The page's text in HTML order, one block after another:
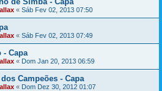
« Sáb Fev 02, 2013 07:50
« Sáb Fev 02, 2013 07:49
- Capa
« Dom Jan 20, 2013 06:59
Campeões - Capa
« Dom Dez 30, 2012 01:07